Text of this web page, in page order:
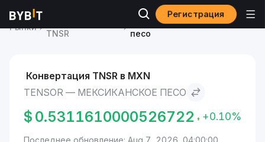
Регистрация
Рынки
TNSR
Tensor to Мексиканское
песо
Конвертация TNSR в MXN
TENSOR — МЕКСИКАНСКОЕ ПЕСО
$ 0.5311610000526722 +0.10%
Последнее обновление: Aug 7, 2026, 04:00:00